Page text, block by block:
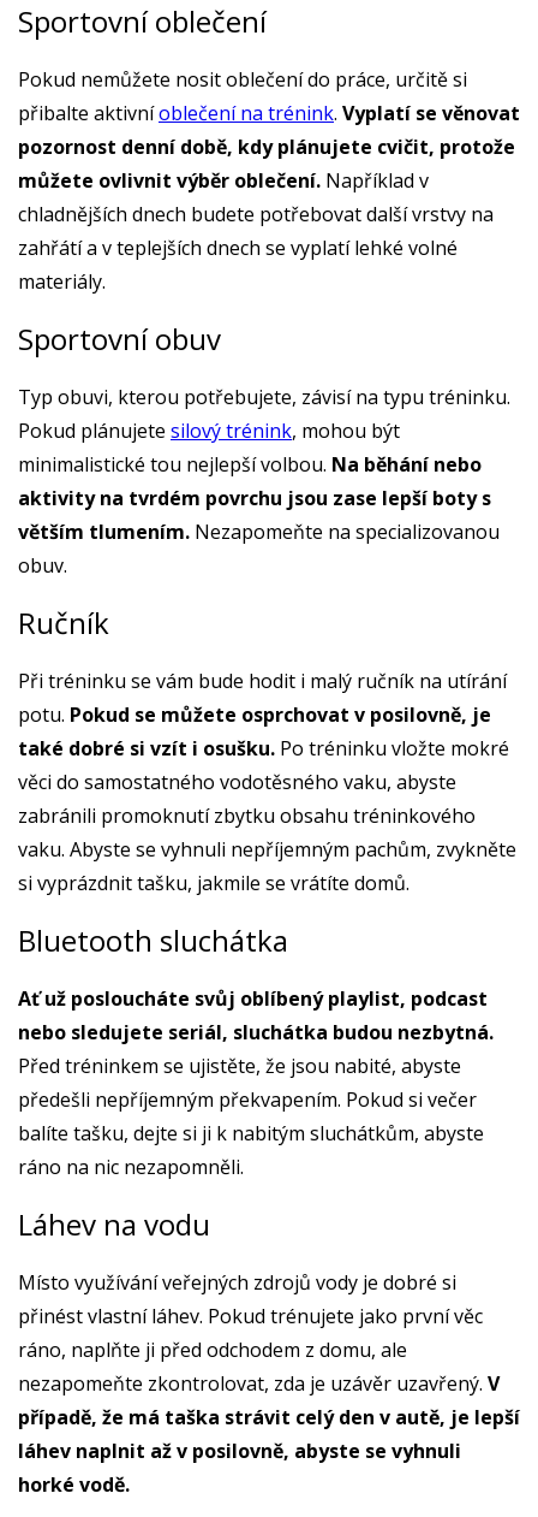
Sportovní oblečení
Pokud nemůžete nosit oblečení do práce, určitě si
přibalte aktivníoblečení na trénink. Vyplatí se věnovat
pozornost denní době, kdy plánujete cvičit, protože
můžete ovlivnit výběr oblečení. Například v
chladnějších dnech budete potřebovat další vrstvy na
zahřátí a v teplejších dnech se vyplatí lehké volné
materiály.
Sportovní obuv
Typ obuvi, kterou potřebujete, závisí na typu tréninku.
Pokud plánujete silový trénink, mohou být
minimalistické tou nejlepší volbou. Na běhání nebo
aktivity na tvrdém povrchu jsou zase lepší boty s
větším tlumením. Nezapomeňte na specializovanou
obuv.
Ručník
Při tréninku se vám bude hodit i malý ručník na utírání
potu. Pokud se můžete osprchovat v posilovně, je
také dobré si vzít i osušku. Po tréninku vložte mokré
věci do samostatného vodotěsného vaku, abyste
zabránili promoknutí zbytku obsahu tréninkového
vaku. Abyste se vyhnuli nepříjemným pachům, zvykněte
si vyprázdnit tašku, jakmile se vrátíte domů.
Bluetooth sluchátka
Ať už posloucháte svůj oblíbený playlist, podcast
nebo sledujete seriál, sluchátka budou nezbytná.
Před tréninkem se ujistěte, že jsou nabité, abyste
předešli nepříjemným překvapením. Pokud si večer
balíte tašku, dejte si ji k nabitým sluchátkům, abyste
ráno na nic nezapomněli.
Láhev na vodu
Místo využívání veřejných zdrojů vody je dobré si
přinést vlastní láhev. Pokud trénujete jako první věc
ráno, naplňte ji před odchodem z domu, ale
nezapomeňte zkontrolovat, zda je uzávěr uzavřený. V
případě, že má taška strávit celý den v autě, je lepší
láhev naplnit až v posilovně, abyste se vyhnuli
horké vodě.